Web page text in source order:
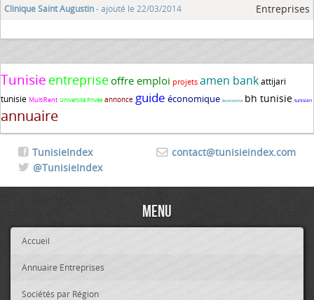
Clinique Saint Augustin- ajouté le 22/03/2014 Entreprises
Tunisie entrepriseoffre emploi projets amen bankattijari
tunisie MultiRent Université Privée annonce guide économique économie bh tunisie tunisien
annuaire
contact@tunisieindex.com
TunisieIndex
@TunisieIndex
Menu
Accueil
Annuaire Entreprises
Sociétés par Région